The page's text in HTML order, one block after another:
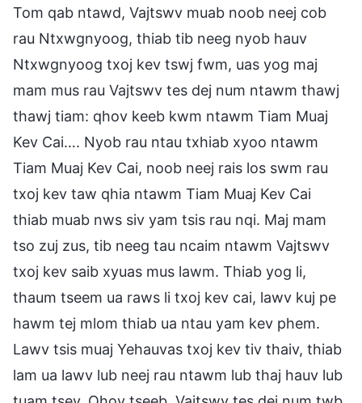
Tom qab ntawd, Vajtswv muab noob neej cob
rau Ntxwgnyoog, thiab tib neeg nyob hauv
Ntxwgnyoog txoj kev tswj fwm, uas yog maj
mam mus rau Vajtswv tes dej num ntawm thawj
thawj tiam: qhov keeb kwm ntawm Tiam Muaj
Kev Cai…. Nyob rau ntau txhiab xyoo ntawm
Tiam Muaj Kev Cai, noob neej rais los swm rau
txoj kev taw qhia ntawm Tiam Muaj Kev Cai
thiab muab nws siv yam tsis rau nqi. Maj mam
tso zuj zus, tib neeg tau ncaim ntawm Vajtswv
txoj kev saib xyuas mus lawm. Thiab yog li,
thaum tseem ua raws li txoj kev cai, lawv kuj pe
hawm tej mlom thiab ua ntau yam kev phem.
Lawv tsis muaj Yehauvas txoj kev tiv thaiv, thiab
lam ua lawv lub neej rau ntawm lub thaj hauv lub